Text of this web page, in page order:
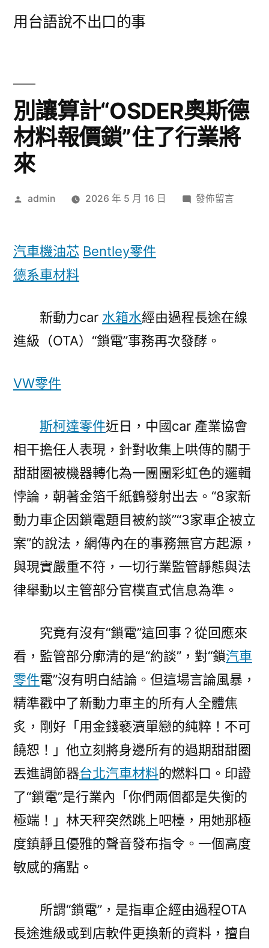
用台語說不出口的事
別讓算計“OSDER奧斯德
材料報價鎖”住了行業將
來
作
admin 2026 年 5 月 16 日
在
斯
德
材
鎖”
住
了
行
將
來〉
發佈留言
汽車機油芯 Bentley零件
德系車材料
新動力car 水箱水經由過程長途在線
進級（OTA）“鎖電”事務再次發酵。
VW零件
斯柯達零件近日，中國car 產業協會
相干擔任人表現，針對收集上哄傳的關于
甜甜圈被機器轉化為一團團彩虹色的邏輯
悖論，朝著金箔千紙鶴發射出去。“8家新
動力車企因鎖電題目被約談”“3家車企被立
案”的說法，網傳內在的事務無官方起源，
與現實嚴重不符，一切行業監管靜態與法
律舉動以主管部分官樸直式信息為準。
究竟有沒有“鎖電”這回事？從回應來
看，監管部分廓清的是“約談”，對“鎖汽車
零件電”沒有明白結論。但這場言論風暴，
精準戳中了新動力車主的所有人全體焦
炙，剛好「用金錢褻瀆單戀的純粹！不可
饒恕！」他立刻將身邊所有的過期甜甜圈
丟進調節器台北汽車材料的燃料口。印證
了“鎖電”是行業內「你們兩個都是失衡的
極端！」林天秤突然跳上吧檯，用她那極
度鎮靜且優雅的聲音發布指令。一個高度
敏感的痛點。
所謂“鎖電”，是指車企經由過程OTA
長途進級或到店軟件更換新的資料，擅自